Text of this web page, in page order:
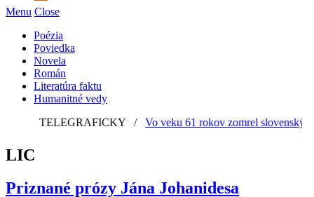
Menu Close
Poézia
Poviedka
Novela
Román
Literatúra faktu
Humanitné vedy
TELEGRAFICKY/ Vo veku 61 rokov zomrel slovenský
LIC
Priznané prózy Jána Johanidesa